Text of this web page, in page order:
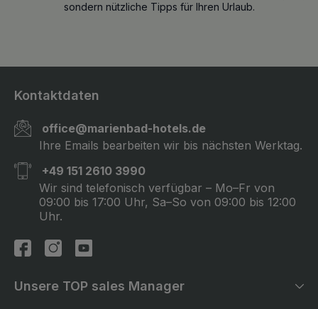
sondern nützliche Tipps für Ihren Urlaub.
Unsere TOP sales Manager
Kontaktdaten
office@marienbad-hotels.de
Ihre Emails bearbeiten wir bis nächsten Werktag.
+49 151 2610 3990
Wir sind telefonisch verfügbar – Mo–Fr von
09:00 bis 17:00 Uhr, Sa–So von 09:00 bis 12:00
Uhr.